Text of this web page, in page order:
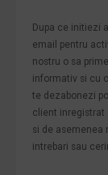
Dupa ce initiezi
email pentru
nostru o sa
informativ si cu
te dezabonezi
client inregistrat
si de asemenea
intrebari sau